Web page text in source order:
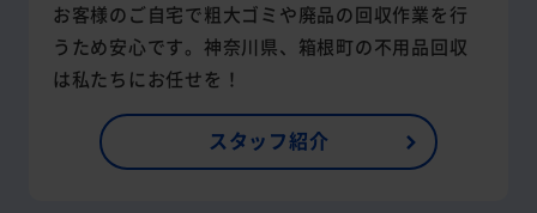
お客様のご自宅で粗大ゴミや廃品の回収作業を行
うため安心です。神奈川県、箱根町の不用品回収
は私たちにお任せを！
スタッフ紹介